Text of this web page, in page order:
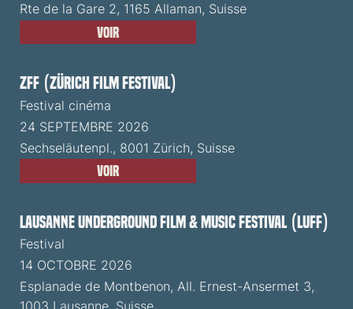
Rte de la Gare 2, 1165 Allaman, Suisse
Voir
ZFF (Zürich Film Festival)
Festival cinéma
24 SEPTEMBRE 2026
Sechseläutenpl., 8001 Zürich, Suisse
Voir
Lausanne Underground Film & Music Festival (LUFF)
Festival
14 OCTOBRE 2026
Esplanade de Montbenon, All. Ernest-Ansermet 3,
1003 Lausanne, Suisse